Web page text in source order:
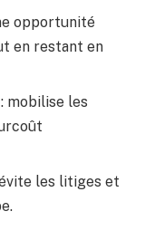
opportunité
en restant en
: mobilise les
les litiges et